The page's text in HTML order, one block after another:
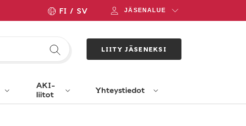
FI SV JÄSENALUE
LIITY JÄSENEKSI
AKI-
liitot
Yhteystiedot